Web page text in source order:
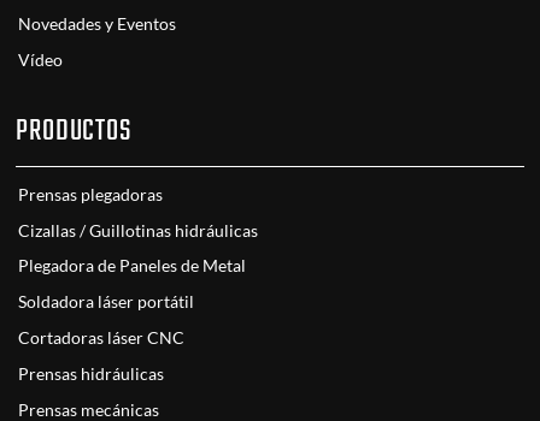
Novedades y Eventos
Vídeo
PRODUCTOS
Prensas plegadoras
Cizallas / Guillotinas hidráulicas
Plegadora de Paneles de Metal
Soldadora láser portátil
Cortadoras láser CNC
Prensas hidráulicas
Prensas mecánicas